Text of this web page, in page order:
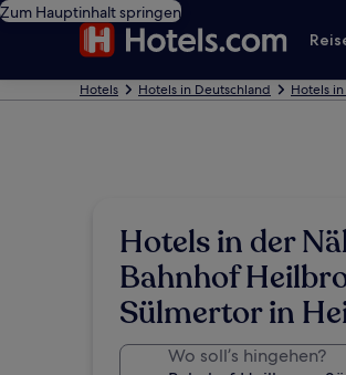
Zum Hauptinhalt springen
Hotels Hotels in Deutschland Hotels
Hotels in der
Bahnhof
Sülmertor in
Wo soll’s hingehen?